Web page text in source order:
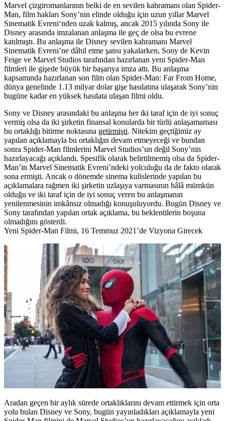
Marvel çizgiromanlarının belki de en sevilen kahramanı olan Spider-
Man, film hakları Sony’nin elinde olduğu için uzun yıllarMarvel
Sinematik Evreni‘nden uzak kalmış, ancak 2015 yılında Sony ile
Disney arasında imzalanan anlaşma ile geç de olsa bu evrene
katılmıştı. Bu anlaşma ile Disney sevilen kahramanı Marvel
Sinematik Evreni’ne dâhil etme şansı yakalarken, Sony de Kevin
Feige ve Marvel Studios tarafından hazırlanan yeni Spider-Man
filmleri ile gişede büyük bir başarıya imza attı. Bu anlaşma
kapsamında hazırlanan son film olan Spider-Man: Far From Home,
dünya genelinde 1.13 milyar dolar gişe hasılatına ulaşarak Sony’nin
bugüne kadar en yüksek hasılata ulaşan filmi oldu.
Sony ve Disney arasındaki bu anlaşma her iki taraf için de iyi sonuç
vermiş olsa da iki şirketin finansal konularda bir türlü anlaşamaması
bu ortaklığı bitirme noktasına getirmişti. Nitekim geçtiğimiz ay
yapılan açıklamayla bu ortaklığın devam etmeyeceği ve bundan
sonra Spider-Man filmlerini Marvel Studios’un değil Sony’nin
hazırlayacağı açıklandı. Spesifik olarak belirtilmemiş olsa da Spider-
Man’in Marvel Sinematik Evreni’ndeki yolculuğu da de fakto olarak
sona ermişti. Ancak o dönemde sinema kulislerinde yapılan bu
açıklamalara rağmen iki şirketin uzlaşıya varmasının hâlâ mümkün
olduğu ve iki taraf için de iyi sonuç veren bu anlaşmanın
yenilenmesinin imkânsız olmadığı konuşuluyordu. Bugün Disney ve
Sony tarafından yapılan ortak açıklama, bu beklentilerin boşuna
olmadığını gösterdi.
Yeni Spider-Man Filmi, 16 Temmuz 2021’de Vizyona Girecek
Aradan geçen bir aylık sürede ortaklıklarını devam ettirmek için orta
yolu bulan Disney ve Sony, bugün yayınladıkları açıklamayla yeni